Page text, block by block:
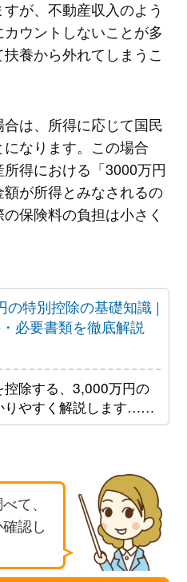
が、不動産収入のよう
ウントしないことが多
養から外れてしまうこ
は、所得に応じて国民
なります。この場合
得における「3000万円
が所得とみなされるの
保険料の負担は小さく
の特別控除の基礎知識 |
必要書類を徹底解説
除する、3,000万円の
りやすく解説します……
て、
認し